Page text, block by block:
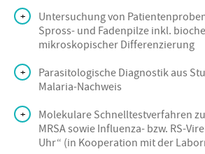
Untersuchung von
Spross- und Fadenpilze inkl.
mikroskopischer Differenzierung
Parasitologische Diagnostik aus
Malaria-Nachweis
Molekulare Schnelltestverfahren
MRSA sowie Influenza- bzw. RS-
Uhr“ (in Kooperation mit der